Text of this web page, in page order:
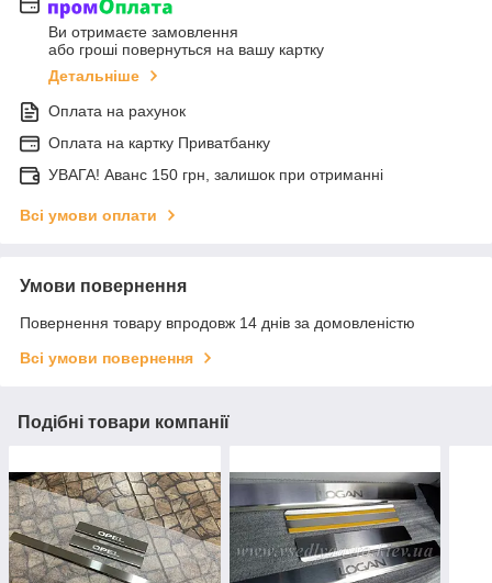
Ви отримаєте замовлення
або гроші повернуться на вашу картку
Детальніше
Оплата на рахунок
Оплата на картку Приватбанку
УВАГА! Аванс 150 грн, залишок при отриманні
Всі умови оплати
Умови повернення
Повернення товару впродовж 14 днів за домовленістю
Всі умови повернення
Подібні товари компанії